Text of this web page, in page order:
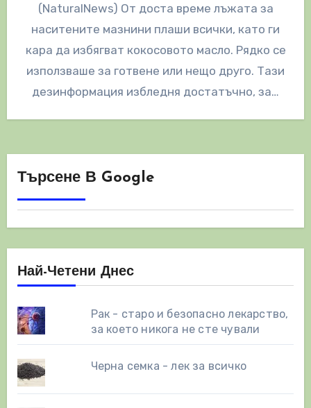
(NaturalNews) От доста време лъжата за
наситените мазнини плаши всички, като ги
кара да избягват кокосовото масло. Рядко се
използваше за готвене или нещо друго. Тази
дезинформация избледня достатъчно, за…
Търсене В Google
Най-Четени Днес
Рак - старо и безопасно лекарство,
за което никога не сте чували
Черна семка - лек за всичко